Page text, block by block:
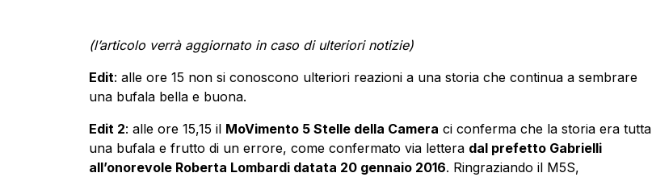
(l’articolo verrà aggiornato in caso di ulteriori notizie)
Edit: alle ore 15 non si conoscono ulteriori reazioni a una storia che continua a sembrare
una bufala bella e buona.
Edit 2: alle ore 15,15 il MoVimento 5 Stelle della Camera ci conferma che la storia era tutta
una bufala e frutto di un errore, come confermato via lettera dal prefetto Gabrielli
all’onorevole Roberta Lombardi datata 20 gennaio 2016. Ringraziando il M5S,